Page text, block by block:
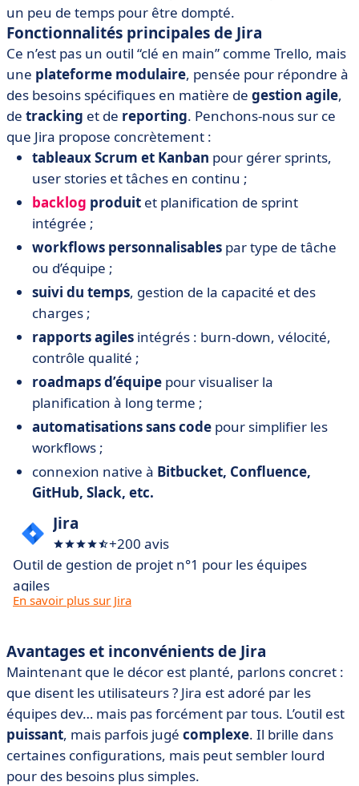
un peu de temps pour être dompté.
Fonctionnalités principales de Jira
Ce n’est pas un outil “clé en main” comme Trello, mais
une plateforme modulaire, pensée pour répondre à
des besoins spécifiques en matière de gestion agile,
de tracking et de reporting. Penchons-nous sur ce
que Jira propose concrètement :
tableaux Scrum et Kanban pour gérer sprints,
user stories et tâches en continu ;
backlog produit et planification de sprint
intégrée ;
workflows personnalisables par type de tâche
ou d’équipe ;
suivi du temps, gestion de la capacité et des
charges ;
rapports agiles intégrés : burn-down, vélocité,
contrôle qualité ;
roadmaps d’équipe pour visualiser la
planification à long terme ;
automatisations sans code pour simplifier les
workflows ;
connexion native à Bitbucket, Confluence,
GitHub, Slack, etc.
Jira
+200 avis
Outil de gestion de projet n°1 pour les équipes
agiles
En savoir plus sur Jira
Avantages et inconvénients de Jira
Maintenant que le décor est planté, parlons concret :
que disent les utilisateurs ? Jira est adoré par les
équipes dev… mais pas forcément par tous. L’outil est
puissant, mais parfois jugé complexe. Il brille dans
certaines configurations, mais peut sembler lourd
pour des besoins plus simples.